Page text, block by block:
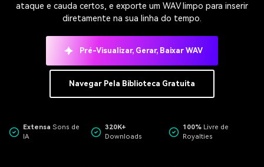
ataque e cauda certos, e exporte um WAV limpo para inserir
diretamente na sua linha do tempo.
Pré-Visualizar, Gerar, Baixar WAV
Navegar Pela Biblioteca Gratuita
Extensa Sons de
IA
320K+
Downloads
100%Livre de
Royalties